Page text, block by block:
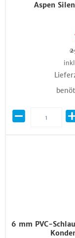
Aspen
6 mm PVC-